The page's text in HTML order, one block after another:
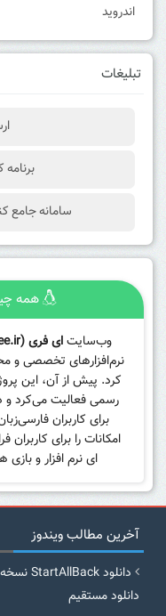
اندروید
تبلیغات
سامانه جامع
همه
وب‌سایتای فری (Afree.ir)
نرم‌افزارهای تخصصی و
کرد. پیش از آن، این
رسمی فعالیت می‌کرد و
برای کاربران
امکانات را برای
ای نرم افزار و
آخرین مطالب ویندوز
دانلود مستقیم